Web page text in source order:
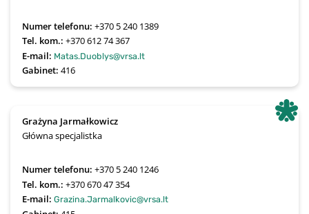
Numer telefonu:+370 5 240 1389
Tel. kom.:+370 612 74 367
E-mail: Matas.Duoblys@vrsa.lt
Gabinet:416
Grażyna Jarmałkowicz
Główna specjalistka
Numer telefonu:+370 5 240 1246
Tel. kom.:+370 670 47 354
E-mail:Grazina.Jarmalkovic@vrsa.lt